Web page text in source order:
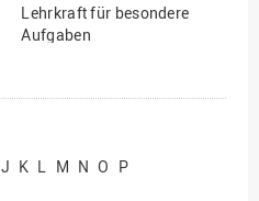
Lehrkraft für besondere
Aufgaben
Professor*innen im
J K L M N O P